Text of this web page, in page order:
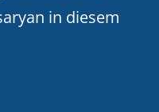
in diesem